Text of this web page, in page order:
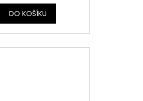
DO KOŠÍKU